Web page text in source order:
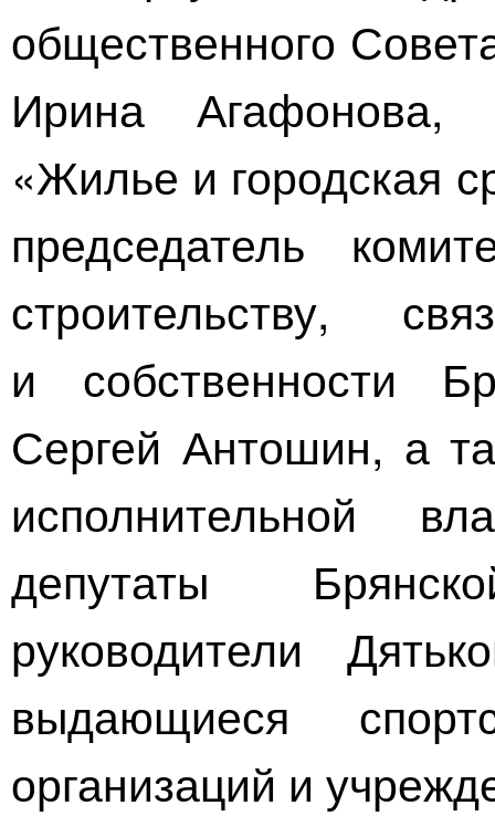
общественного
Ирина
«Жилье и городская
председатель
строительству,
и собственности
Сергей Антошин, а
исполнительной
депутаты
руководители
выдающиеся
организаций и